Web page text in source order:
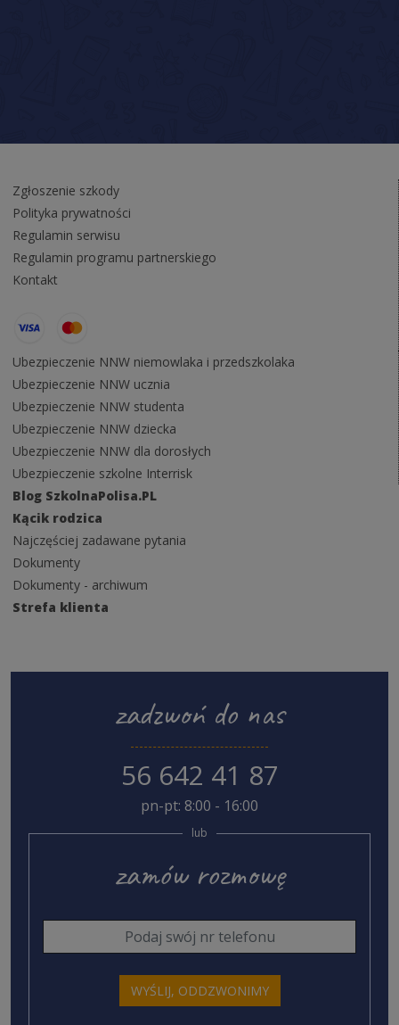
Zgłoszenie szkody
Polityka prywatności
Regulamin serwisu
Regulamin programu partnerskiego
Kontakt
Ubezpieczenie NNW niemowlaka i przedszkolaka
Ubezpieczenie NNW ucznia
Ubezpieczenie NNW studenta
Ubezpieczenie NNW dziecka
Ubezpieczenie NNW dla dorosłych
Ubezpieczenie szkolne Interrisk
Blog SzkolnaPolisa.PL
Kącik rodzica
Najczęściej zadawane pytania
Dokumenty
Dokumenty - archiwum
Strefa klienta
zadzwoń do nas
56 642 41 87
pn-pt: 8:00 - 16:00
lub
zamów rozmowę
WYŚLIJ, ODDZWONIMY